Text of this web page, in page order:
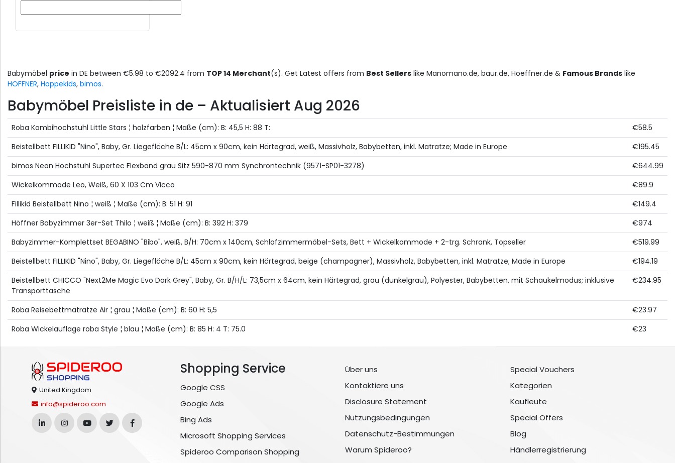
Babymöbel price in DE between €5.98 to €2092.4 from TOP 14 Merchant(s). Get Latest offers from Best Sellers like Manomano.de, baur.de, Hoeffner.de & Famous Brands like
HOFFNER, Hoppekids, bimos.
Babymöbel Preisliste in de – Aktualisiert Aug 2026
Roba Kombihochstuhl Little Stars ¦ holzfarben ¦ Maße (cm): B: 45,5 H: 88 T:
€58.5
Beistellbett FILLIKID "Nino", Baby, Gr. Liegefläche B/L: 45cm x 90cm, kein Härtegrad, weiß, Massivholz, Babybetten, inkl. Matratze; Made in Europe
€195.45
bimos Neon Hochstuhl Supertec Flexband grau Sitz 590-870 mm Synchrontechnik (9571-SP01-3278)
€644.99
Wickelkommode Leo, Weiß, 60 X 103 Cm Vicco
€89.9
Fillikid Beistellbett Nino ¦ weiß ¦ Maße (cm): B: 51 H: 91
€149.4
Höffner Babyzimmer 3er-Set Thilo ¦ weiß ¦ Maße (cm): B: 392 H: 379
€974
Babyzimmer-Komplettset BEGABINO "Bibo", weiß, B/H: 70cm x 140cm, Schlafzimmermöbel-Sets, Bett + Wickelkommode + 2-trg. Schrank, Topseller
€519.99
Beistellbett FILLIKID "Nino", Baby, Gr. Liegefläche B/L: 45cm x 90cm, kein Härtegrad, beige (champagner), Massivholz, Babybetten, inkl. Matratze; Made in Europe
€194.19
Beistellbett CHICCO "Next2Me Magic Evo Dark Grey", Baby, Gr. B/H/L: 73,5cm x 64cm, kein Härtegrad, grau (dunkelgrau), Polyester, Babybetten, mit Schaukelmodus; inklusive
Transporttasche
€234.95
Roba Reisebettmatratze Air ¦ grau ¦ Maße (cm): B: 60 H: 5,5
€23.97
Roba Wickelauflage roba Style ¦ blau ¦ Maße (cm): B: 85 H: 4 T: 75.0
€23
United Kingdom
info@spideroo.com
Shopping Service
Google CSS
Google Ads
Bing Ads
Microsoft Shopping Services
Spideroo Comparison Shopping
Über uns
Kontaktiere uns
Disclosure Statement
Nutzungsbedingungen
Datenschutz-Bestimmungen
Warum Spideroo?
Special Vouchers
Kategorien
Kaufleute
Special Offers
Blog
Händlerregistrierung